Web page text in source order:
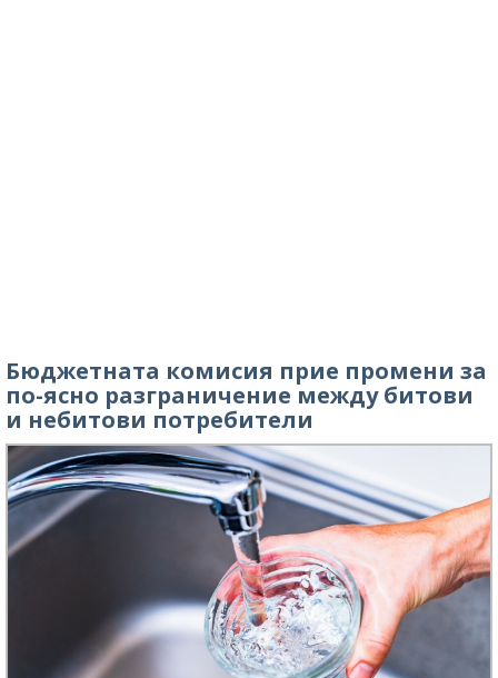
Бюджетната комисия прие промени за
по-ясно разграничение между битови
и небитови потребители